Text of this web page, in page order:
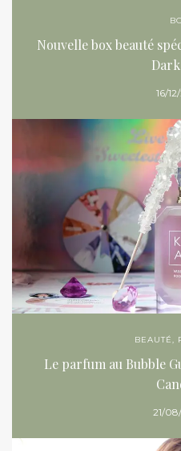
Nouvelle box beauté
16/
BEAUTÉ,
Le parfum au Bubble
21/